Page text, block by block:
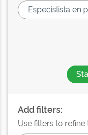
Add filters:
Use filters to